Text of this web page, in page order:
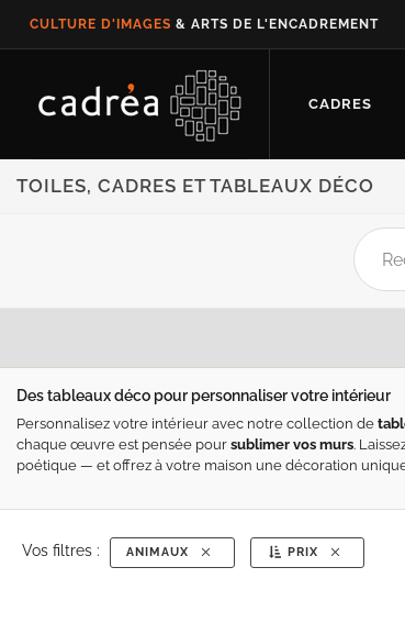
CULTURE D'IMAGES & ARTS DE L'ENCADREMENT
CADRES
TOILES, CADRES ET TABLEAUX DÉCO
Des tableaux déco pour personnaliser votre intérieur
Personnalisez votre intérieur avec notre collection de
chaque œuvre est pensée pour sublimer vos murs.
poétique — et offrez à votre maison une décoration
Vos filtres : ANIMAUX PRIX